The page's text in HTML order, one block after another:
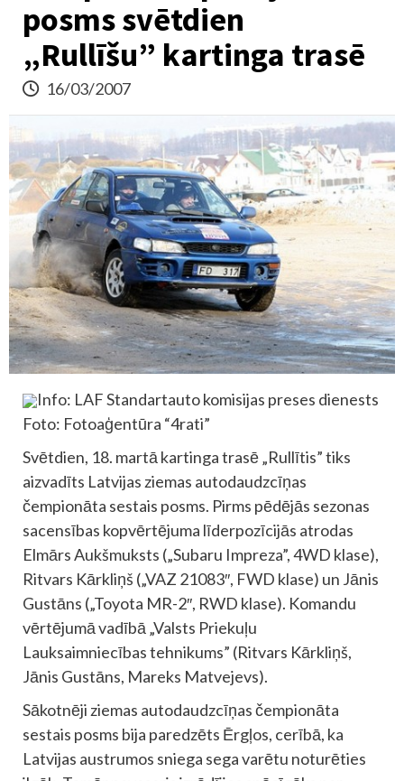
posms svētdien
„Rullīšu” kartinga trasē
16/03/2007
Info: LAF Standartauto komisijas preses dienests
Foto: Fotoaģentūra “4rati”
Svētdien, 18. martā kartinga trasē „Rullītis” tiks
aizvadīts Latvijas ziemas autodaudzcīņas
čempionāta sestais posms. Pirms pēdējās sezonas
sacensības kopvērtējuma līderpozīcijās atrodas
Elmārs Aukšmuksts („Subaru Impreza”, 4WD klase),
Ritvars Kārkliņš („VAZ 21083″, FWD klase) un Jānis
Gustāns („Toyota MR-2″, RWD klase). Komandu
vērtējumā vadībā „Valsts Priekuļu
Lauksaimniecības tehnikums” (Ritvars Kārkliņš,
Jānis Gustāns, Mareks Matvejevs).
Sākotnēji ziemas autodaudzcīņas čempionāta
sestais posms bija paredzēts Ērgļos, cerībā, ka
Latvijas austrumos sniega sega varētu noturēties